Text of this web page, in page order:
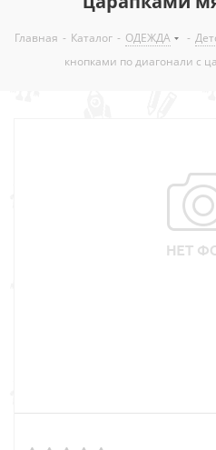
Главная - Каталог - ОДЕЖДА -
кнопками по диагонали с